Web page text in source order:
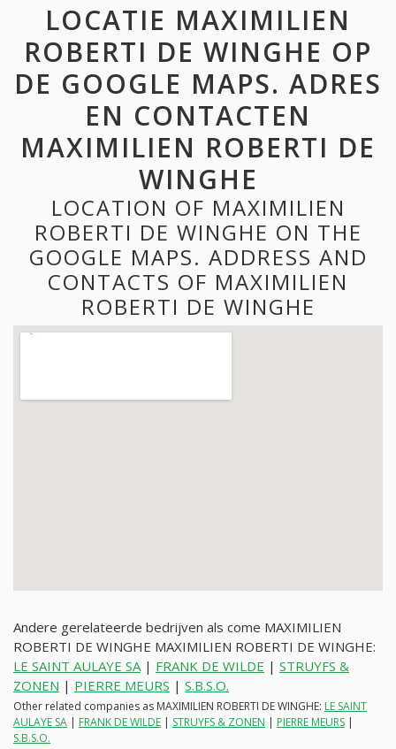
LOCATIE MAXIMILIEN
ROBERTI DE WINGHE OP
DE GOOGLE MAPS. ADRES
EN CONTACTEN
MAXIMILIEN ROBERTI DE
WINGHE
LOCATION OF MAXIMILIEN
ROBERTI DE WINGHE ON THE
GOOGLE MAPS. ADDRESS AND
CONTACTS OF MAXIMILIEN
ROBERTI DE WINGHE
Andere gerelateerde bedrijven als come MAXIMILIEN
ROBERTI DE WINGHE MAXIMILIEN ROBERTI DE WINGHE:
LE SAINT AULAYE SA| FRANK DE WILDE | STRUYFS &
ZONEN | PIERRE MEURS | S.B.S.O.
Other related companies as MAXIMILIEN ROBERTI DE WINGHE: LE SAINT
AULAYE SA | FRANK DE WILDE | STRUYFS & ZONEN | PIERRE MEURS |
S.B.S.O.